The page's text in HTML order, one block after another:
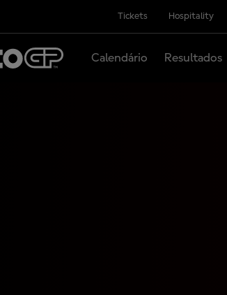
Tickets Hospitality
Calendário Resultados